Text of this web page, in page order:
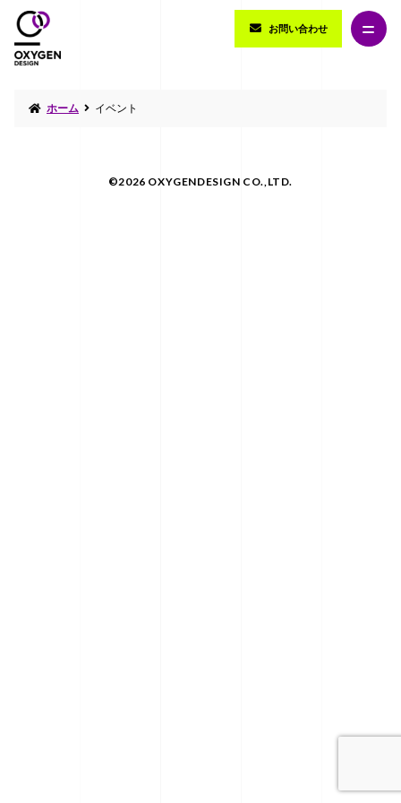
お問い合わせ
ホーム イベント
©2026 OXYGENDESIGN CO.,LTD.